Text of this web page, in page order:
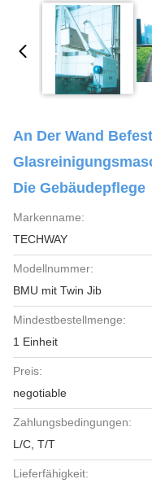
An Der Wand
Die Gebäudepflege
Markenname:
TECHWAY
Modellnummer:
BMU mit Twin Jib
Mindestbestellmenge:
1 Einheit
Preis:
negotiable
Zahlungsbedingungen:
L/C, T/T
Lieferfähigkeit: